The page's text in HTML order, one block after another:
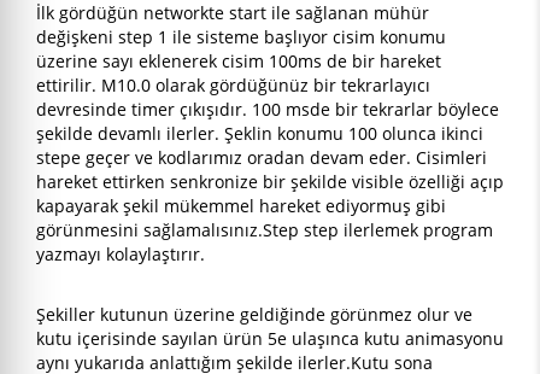
İlk gördüğün networkte start ile sağlanan mühür
değişkeni step 1 ile sisteme başlıyor cisim konumu
üzerine sayı eklenerek cisim 100ms de bir hareket
ettirilir. M10.0 olarak gördüğünüz bir tekrarlayıcı
devresinde timer çıkışıdır. 100 msde bir tekrarlar böylece
şekilde devamlı ilerler. Şeklin konumu 100 olunca ikinci
stepe geçer ve kodlarımız oradan devam eder. Cisimleri
hareket ettirken senkronize bir şekilde visible özelliği açıp
kapayarak şekil mükemmel hareket ediyormuş gibi
görünmesini sağlamalısınız.Step step ilerlemek program
yazmayı kolaylaştırır.
Şekiller kutunun üzerine geldiğinde görünmez olur ve
kutu içerisinde sayılan ürün 5e ulaşınca kutu animasyonu
aynı yukarıda anlattığım şekilde ilerler.Kutu sona